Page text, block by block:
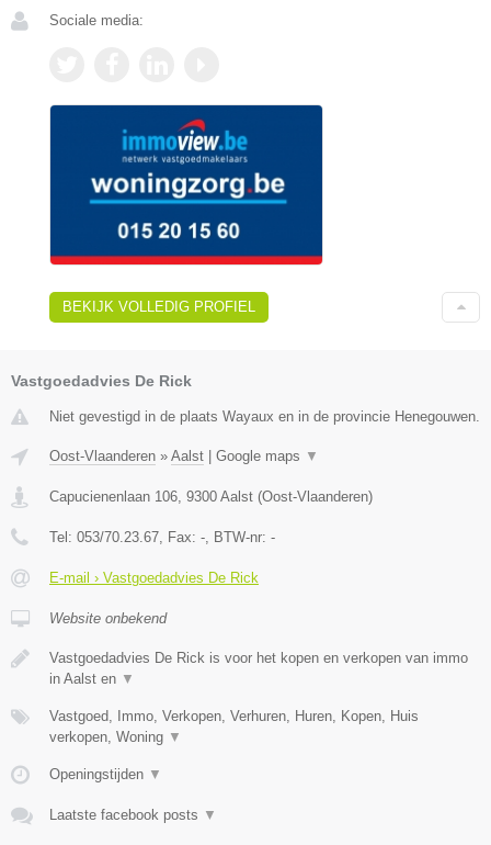
Sociale media:
BEKIJK VOLLEDIG PROFIEL
Vastgoedadvies De Rick
Niet gevestigd in de plaats Wayaux en in de provincie Henegouwen.
Oost-Vlaanderen » Aalst Google maps ▼
Capucienenlaan 106 9300 Aalst (Oost-Vlaanderen)
Tel: 053/70.23.67 , Fax: - , BTW-nr: -
E-mail › Vastgoedadvies De Rick
Website onbekend
Vastgoedadvies De Rick is voor het kopen en verkopen van immo
in Aalst en ▼
Vastgoed, Immo, Verkopen, Verhuren, Huren, Kopen, Huis
verkopen, Woning ▼
Openingstijden ▼
Laatste facebook posts ▼